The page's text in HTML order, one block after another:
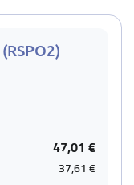
47,01 €
37,61 €